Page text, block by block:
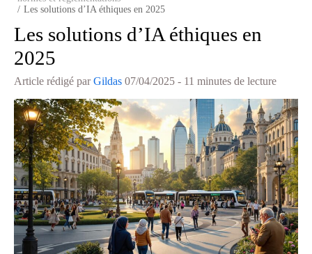
/ Les solutions d’IA éthiques en 2025
Les solutions d’IA éthiques en
2025
Article rédigé parGildas 07/04/2025 - 11 minutes de lecture